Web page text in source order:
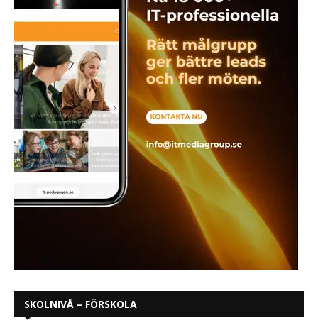
SKOLNIVÅ – FÖRSKOLA